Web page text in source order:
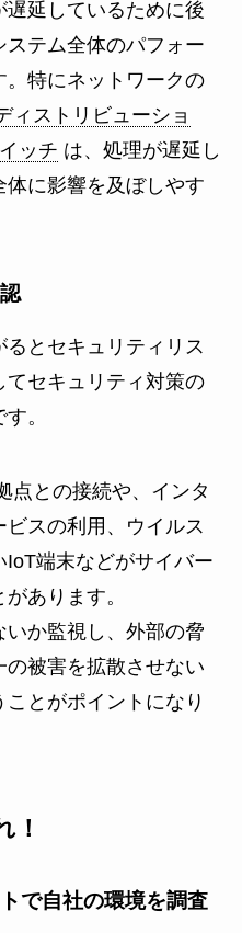
遅延しているために後
テム全体のパフォー
特にネットワークの
ィストリビューショ
ッチ は、処理が遅延し
に影響を及ぼしやす
とセキュリティリス
てセキュリティ対策の
。
点との接続や、インタ
スの利用、ウイルス
端末などがサイバー
あります。
か監視し、外部の脅
被害を拡散させない
とがポイントになり
！
で自社の環境を調査